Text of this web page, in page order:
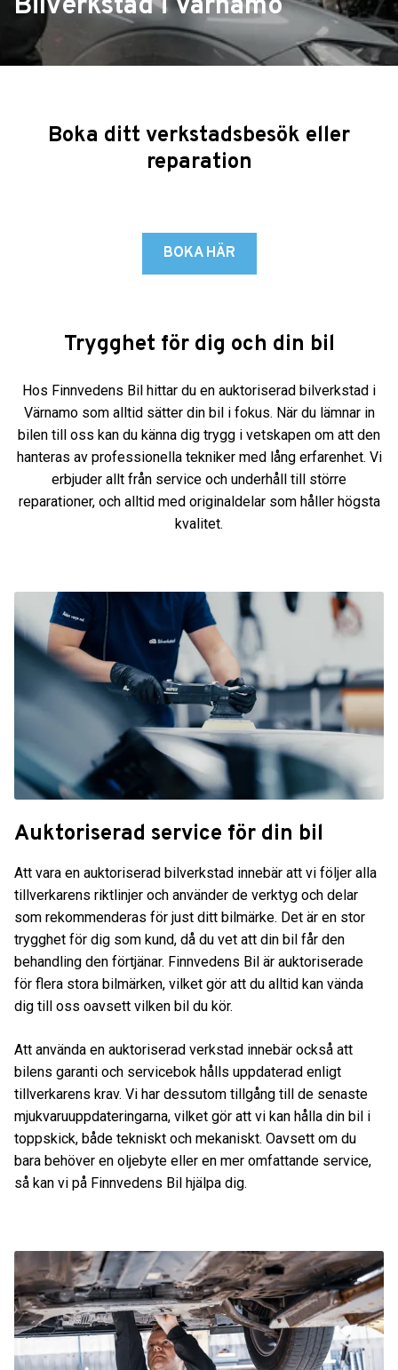
Bilverkstad i Värnamo
Boka ditt verkstadsbesök eller
reparation
BOKA HÄR
Trygghet för dig och din bil
Hos Finnvedens Bil hittar du en auktoriserad bilverkstad i
Värnamo som alltid sätter din bil i fokus. När du lämnar in
bilen till oss kan du känna dig trygg i vetskapen om att den
hanteras av professionella tekniker med lång erfarenhet. Vi
erbjuder allt från service och underhåll till större
reparationer, och alltid med originaldelar som håller högsta
kvalitet.
Auktoriserad service för din bil
Att vara en auktoriserad bilverkstad innebär att vi följer alla
tillverkarens riktlinjer och använder de verktyg och delar
som rekommenderas för just ditt bilmärke. Det är en stor
trygghet för dig som kund, då du vet att din bil får den
behandling den förtjänar. Finnvedens Bil är auktoriserade
för flera stora bilmärken, vilket gör att du alltid kan vända
dig till oss oavsett vilken bil du kör.
Att använda en auktoriserad verkstad innebär också att
bilens garanti och servicebok hålls uppdaterad enligt
tillverkarens krav. Vi har dessutom tillgång till de senaste
mjukvaruuppdateringarna, vilket gör att vi kan hålla din bil i
toppskick, både tekniskt och mekaniskt. Oavsett om du
bara behöver en oljebyte eller en mer omfattande service,
så kan vi på Finnvedens Bil hjälpa dig.